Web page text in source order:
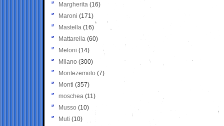
Margherita (16)
Maroni (171)
Mastella (16)
Mattarella (60)
Meloni (14)
Milano (300)
Montezemolo (7)
Monti (357)
moschea (11)
Musso (10)
Muti (10)